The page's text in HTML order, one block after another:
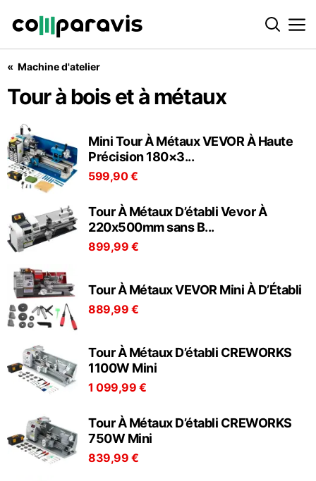
Machine d'atelier
Tour à bois et à métaux
Mini Tour À Métaux VEVOR À Haute
Précision 180×3...
599,90 €
Tour À Métaux D’établi Vevor À
220x500mm sans B...
899,99 €
Tour À Métaux VEVOR Mini À D’Établi
889,99 €
Tour À Métaux D’établi CREWORKS
1100W Mini
1 099,99 €
Tour À Métaux D’établi CREWORKS
750W Mini
839,99 €